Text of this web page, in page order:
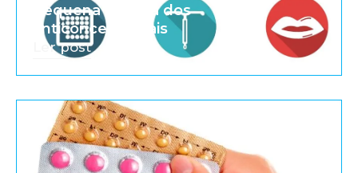
Pequena história dos
anticoncepcionais
Ler post